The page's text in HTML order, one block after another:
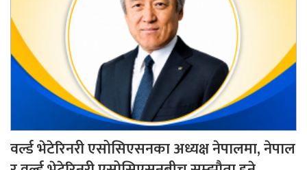
वर्ल्ड भेटेरिनरी एसोसिएसनका अध्यक्ष नेपालमा, नेपाल